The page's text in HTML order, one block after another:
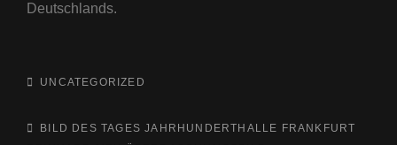
Deutschlands.
CATEGORIES
UNCATEGORIZED
TAGS,
BILD DES TAGES JAHRHUNDERTHALLE FRANKFURT